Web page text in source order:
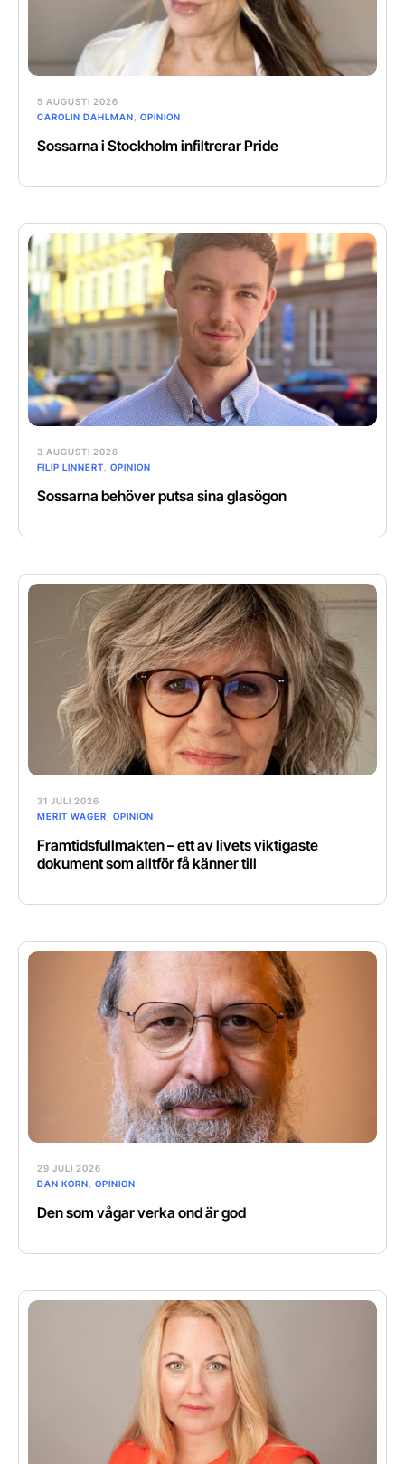
5 AUGUSTI 2026
CAROLIN DAHLMAN
OPINION
Sossarna i Stockholm infiltrerar Pride
3 AUGUSTI 2026
FILIP LINNERT
OPINION
Sossarna behöver putsa sina glasögon
31 JULI 2026
MERIT WAGER
OPINION
Framtidsfullmakten – ett av livets viktigaste
dokument som alltför få känner till
29 JULI 2026
DAN KORN
OPINION
Den som vågar verka ond är god